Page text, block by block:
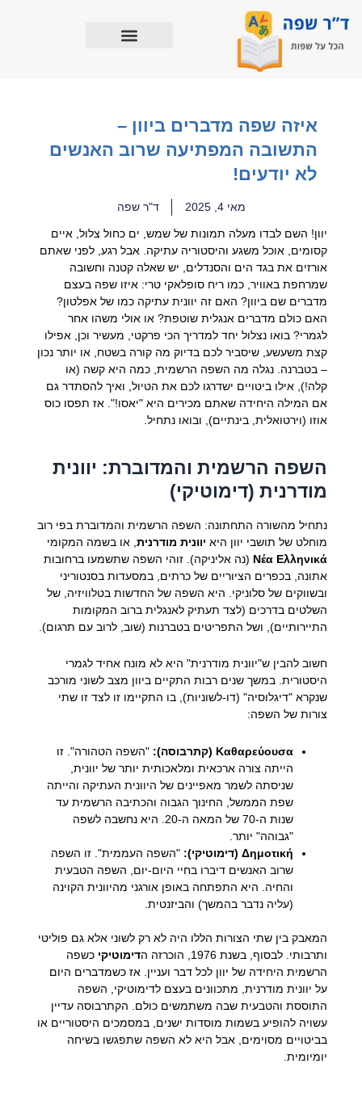
לתוכן
איזה שפה מדברים ביוון –
התשובה המפתיעה שרוב האנשים
לא יודעים!
מאי 4, 2025 ד"ר שפה
יוון! השם לבדו מעלה תמונות של שמש, ים כחול צלול, איים
קסומים, אוכל משגע והיסטוריה עתיקה. אבל רגע, לפני שאתם
אורזים את בגד הים והסנדלים, יש שאלה קטנה וחשובה
שמרחפת באוויר, כמו ריח סופלאקי טרי: איזו שפה בעצם
מדברים שם ביוון? האם זה יוונית עתיקה כמו של אפלטון?
האם כולם מדברים אנגלית שוטפת? או אולי משהו אחר
לגמרי? בואו נצלול יחד למדריך הכי פרקטי, מעשיר וכן, אפילו
קצת משעשע, שיסביר לכם בדיוק מה קורה בשטח, או יותר נכון
– בטברנה. נגלה מה השפה הרשמית, כמה היא קשה (או
קלה!), אילו ביטויים ישדרגו לכם את הטיול, ואיך להסתדר גם
אם המילה היחידה שאתם מכירים היא "יאסו!". אז תפסו כוס
אוזו (וירטואלית, בינתיים), ובואו נתחיל.
השפה הרשמית והמדוברת: יוונית
מודרנית (דימוטיקי)
נתחיל מהשורה התחתונה: השפה הרשמית והמדוברת בפי רוב
מוחלט של תושבי יוון היא יוונית מודרנית, או בשמה המקומי
Νέα Ελληνικά (נה אליניקה). זוהי השפה שתשמעו ברחובות
אתונה, בכפרים הציוריים של כרתים, במסעדות בסנטוריני
ובשווקים של סלוניקי. היא השפה של החדשות בטלוויזיה, של
השלטים בדרכים (לצד תעתיק לאנגלית ברוב המקומות
התיירותיים), ושל התפריטים בטברנות (שוב, לרוב עם תרגום).
חשוב להבין ש"יוונית מודרנית" היא לא מונח אחיד לגמרי
היסטורית. במשך שנים רבות התקיים ביוון מצב לשוני מורכב
שנקרא "דיגלוסיה" (דו-לשוניות), בו התקיימו זו לצד זו שתי
צורות של השפה:
Καθαρεύουσα (קתרבוסה):
"השפה הטהורה". זו
הייתה צורה ארכאית ומלאכותית יותר של יוונית,
שניסתה לשמר מאפיינים של היוונית העתיקה והייתה
שפת הממשל, החינוך הגבוה והכתיבה הרשמית עד
שנות ה-70 של המאה ה-20. היא נחשבה לשפה
"גבוהה" יותר.
Δημοτική (דימוטיקי):
"השפה העממית". זו השפה
שרוב האנשים דיברו בחיי היום-יום, השפה הטבעית
והחיה. היא התפתחה באופן אורגני מהיוונית הקוינה
(עליה נדבר בהמשך) והביזנטית.
המאבק בין שתי הצורות הללו היה לא רק לשוני אלא גם פוליטי
ותרבותי. לבסוף, בשנת 1976, הוכרזה ה
דימוטיקי כשפה
הרשמית היחידה של יוון לכל דבר ועניין. אז כשמדברים היום
על יוונית מודרנית, מתכוונים בעצם לדימוטיקי, השפה
התוססת והטבעית שבה משתמשים כולם. הקתרבוסה עדיין
עשויה להופיע בשמות מוסדות ישנים, במסמכים היסטוריים או
בביטויים מסוימים, אבל היא לא השפה שתפגשו בשיחה
יומיומית.